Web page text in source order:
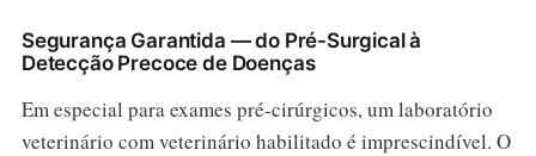
Segurança Garantida — do Pré-Surgical à
Detecção Precoce de Doenças
Em especial para exames pré-cirúrgicos, um laboratório
veterinário com veterinário habilitado é imprescindível. O